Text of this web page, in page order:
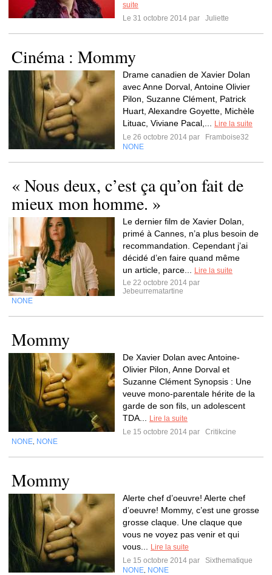
suite
Le 31 octobre 2014 par
Juliette
Cinéma : Mommy
Drame canadien de Xavier Dolan
avec Anne Dorval, Antoine Olivier
Pilon, Suzanne Clément, Patrick
Huart, Alexandre Goyette, Michèle
Lituac, Viviane Pacal,...
Lire la suite
Le 26 octobre 2014 par
Framboise32
NONE
« Nous deux, c’est ça qu’on fait de
mieux mon homme. »
Le dernier film de Xavier Dolan,
primé à Cannes, n’a plus besoin de
recommandation. Cependant j’ai
décidé d’en faire quand même
un article, parce...
Lire la suite
Le 22 octobre 2014 par
Jebeurrematartine
NONE
Mommy
De Xavier Dolan avec Antoine-
Olivier Pilon, Anne Dorval et
Suzanne Clément Synopsis : Une
veuve mono-parentale hérite de la
garde de son fils, un adolescent
TDA...
Lire la suite
Le 15 octobre 2014 par
Critikcine
NONE NONE
Mommy
Alerte chef d’oeuvre! Alerte chef
d’oeuvre! Mommy, c’est une grosse
grosse claque. Une claque que
vous ne voyez pas venir et qui
vous...
Lire la suite
Le 15 octobre 2014 par
Sixthematique
NONE NONE